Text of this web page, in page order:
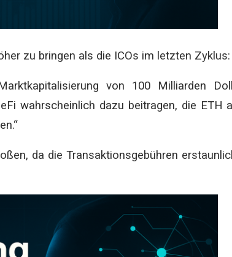
zu bringen als die ICOs im letzten Zyklus:
von 100 Milliarden
wahrscheinlich dazu beitragen, die ETH
da die Transaktionsgebühren